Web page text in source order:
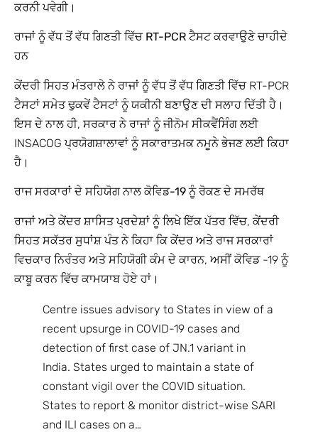
ਕਰਨੀ ਪਵੇਗੀ।
ਰਾਜਾਂ ਨੂੰ ਵੱਧ ਤੋਂ ਵੱਧ ਗਿਣਤੀ ਵਿੱਚ RT-PCR ਟੈਸਟ ਕਰਵਾਉਣੇ ਚਾਹੀਦੇ
ਹਨ
ਕੇਂਦਰੀ ਸਿਹਤ ਮੰਤਰਾਲੇ ਨੇ ਰਾਜਾਂ ਨੂੰ ਵੱਧ ਤੋਂ ਵੱਧ ਗਿਣਤੀ ਵਿੱਚ RT-PCR
ਟੈਸਟਾਂ ਸਮੇਤ ਢੁਕਵੇਂ ਟੈਸਟਾਂ ਨੂੰ ਯਕੀਨੀ ਬਣਾਉਣ ਦੀ ਸਲਾਹ ਦਿੱਤੀ ਹੈ।
ਇਸ ਦੇ ਨਾਲ ਹੀ, ਸਰਕਾਰ ਨੇ ਰਾਜਾਂ ਨੂੰ ਜੀਨੋਮ ਸੀਕਵੈਂਸਿੰਗ ਲਈ
INSACOG ਪ੍ਰਯੋਗਸ਼ਾਲਾਵਾਂ ਨੂੰ ਸਕਾਰਾਤਮਕ ਨਮੂਨੇ ਭੇਜਣ ਲਈ ਕਿਹਾ
ਹੈ।
ਰਾਜ ਸਰਕਾਰਾਂ ਦੇ ਸਹਿਯੋਗ ਨਾਲ ਕੋਵਿਡ-19 ਨੂੰ ਰੋਕਣ ਦੇ ਸਮਰੱਥ
ਰਾਜਾਂ ਅਤੇ ਕੇਂਦਰ ਸ਼ਾਸਿਤ ਪ੍ਰਦੇਸ਼ਾਂ ਨੂੰ ਲਿਖੇ ਇੱਕ ਪੱਤਰ ਵਿੱਚ, ਕੇਂਦਰੀ
ਸਿਹਤ ਸਕੱਤਰ ਸੁਧਾਂਸ਼ ਪੰਤ ਨੇ ਕਿਹਾ ਕਿ ਕੇਂਦਰ ਅਤੇ ਰਾਜ ਸਰਕਾਰਾਂ
ਵਿਚਕਾਰ ਨਿਰੰਤਰ ਅਤੇ ਸਹਿਯੋਗੀ ਕੰਮ ਦੇ ਕਾਰਨ, ਅਸੀਂ ਕੋਵਿਡ -19 ਨੂੰ
ਕਾਬੂ ਕਰਨ ਵਿੱਚ ਕਾਮਯਾਬ ਹੋਏ ਹਾਂ।
Centre issues advisory to States in view of a
recent upsurge in COVID-19 cases and
detection of first case of JN.1 variant in
India. States urged to maintain a state of
constant vigil over the COVID situation.
States to report & monitor district-wise SARI
and ILI cases on a…